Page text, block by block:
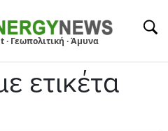
Γεωπολιτική · Άμυνα
ετικέτα